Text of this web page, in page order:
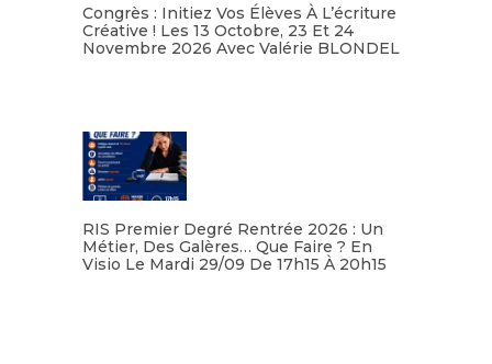
Congrès : Initiez Vos Élèves À L’écriture
Créative ! Les 13 Octobre, 23 Et 24
Novembre 2026 Avec Valérie BLONDEL
RIS Premier Degré Rentrée 2026 : Un
Métier, Des Galères… Que Faire ? En
Visio Le Mardi 29/09 De 17h15 À 20h15